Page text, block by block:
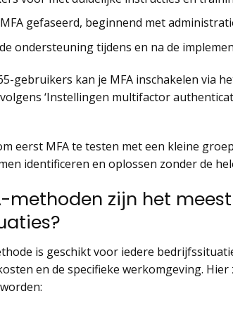
gefaseerd, beginnend met
ondersteuning tijdens en na de
gebruikers kan je MFA inschakelen via
‘Instellingen multifactor
eerst MFA te testen met een kleine
identificeren en oplossen zonder de
methoden zijn het
is geschikt voor iedere
en de specifieke werkomgeving.